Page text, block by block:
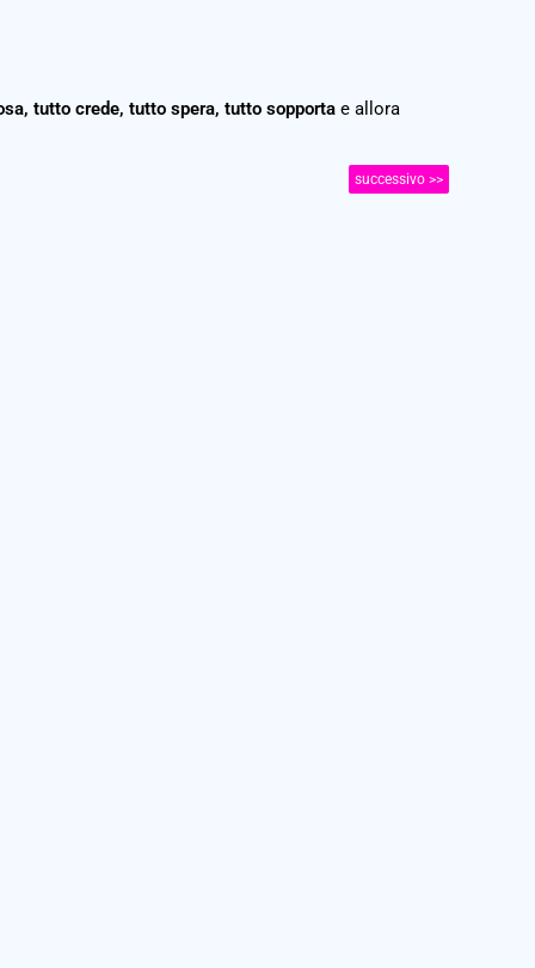
tutto crede, tutto spera, tutto sopporta e allora
successivo >>